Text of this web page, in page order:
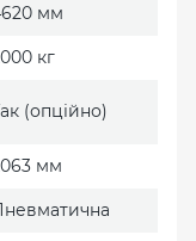
мм
кг
(опційно)
мм